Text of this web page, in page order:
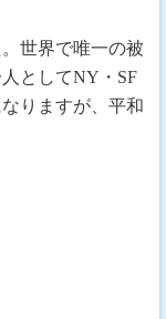
世界で唯一の被
としてNY・SF
りますが、平和